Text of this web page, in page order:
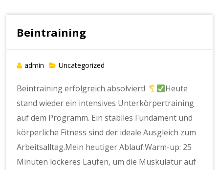
Beintraining
admin Uncategorized
Beintraining erfolgreich absolviert!
Heute
stand wieder ein intensives Unterkörpertraining
auf dem Programm. Ein stabiles Fundament und
körperliche Fitness sind der ideale Ausgleich zum
Arbeitsalltag.Mein heutiger Ablauf:Warm-up: 25
Minuten lockeres Laufen, um die Muskulatur auf